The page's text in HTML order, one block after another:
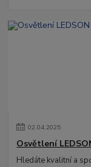
02.04.2025
Osvětlení
Hledáte kvalitní a